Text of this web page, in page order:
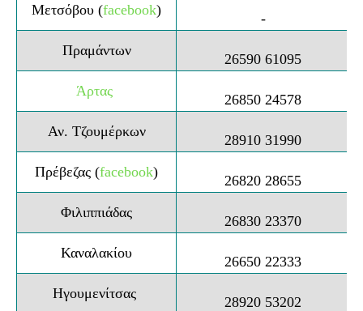
Μετσόβου (facebook)
-
Πραμάντων
26590 61095
Άρτας
26850 24578
Αν. Τζουμέρκων
28910 31990
Πρέβεζας (facebook)
26820 28655
Φιλιππιάδας
26830 23370
Καναλακίου
26650 22333
Ηγουμενίτσας
28920 53202